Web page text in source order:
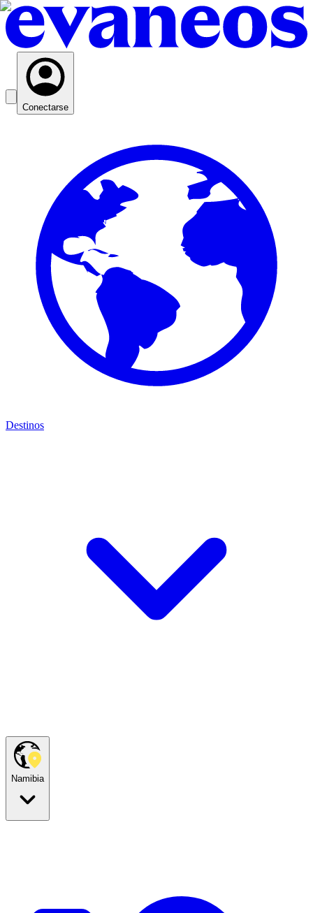
Conectarse
Destinos
Namibia